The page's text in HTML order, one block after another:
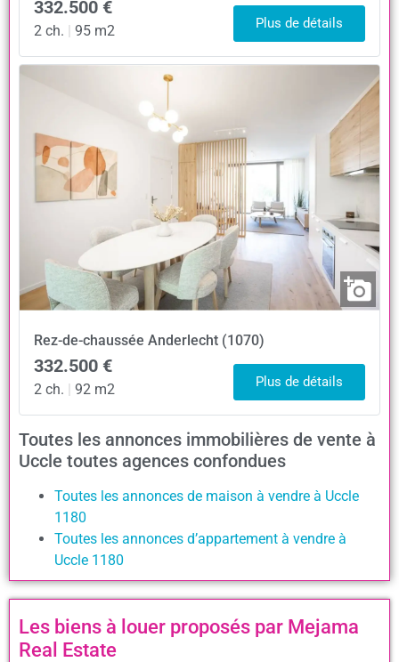
332.500 €
2 ch. | 95 m2 Plus de détails
Rez-de-chaussée Anderlecht (1070)
332.500 €
2 ch. 92 m2 Plus de détails
Toutes les annonces immobilières de vente à
Uccle toutes agences confondues
Toutes les annonces de maison à vendre à Uccle
1180
Toutes les annonces d’appartement à vendre à
Uccle 1180
Les biens à louer proposés par Mejama
Real Estate